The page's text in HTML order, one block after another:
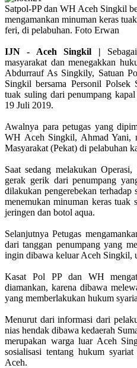
Satpol-PP dan WH Aceh Singkil
mengamankan minuman keras
feri, di pelabuhan. Foto Erwan
IJN - Aceh Singkil |
masyarakat dan menegakkan
Abdurrauf As Singkily, Satuan
Singkil bersama Personil
tuak suling dari penumpang
19 Juli 2019.
Awalnya para petugas yang
WH Aceh Singkil, Ahmad Yani,
Masyarakat (Pekat) di pelabuhan
Saat sedang melakukan
gerak gerik dari penumpang
dilakukan pengerebekan terhadap
menemukan minuman keras tuak
jeringen dan botol aqua.
Selanjutnya Petugas
dari tanggan penumpang yang
ingin dibawa keluar Aceh Singkil,
Kasat Pol PP dan WH
diamankan, karena dibawa
yang memberlakukan hukum
Menurut dari informasi dari
nias hendak dibawa kedaerah
merupakan warga luar Aceh
sosialisasi tentang hukum
Aceh.